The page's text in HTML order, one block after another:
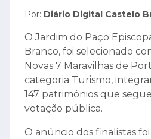
Por: Diário Digital Castelo
O Jardim do Paço
Branco, foi selecionado
Novas 7 Maravilhas de
categoria Turismo,
147 patrimónios que
votação pública.
O anúncio dos finalistas